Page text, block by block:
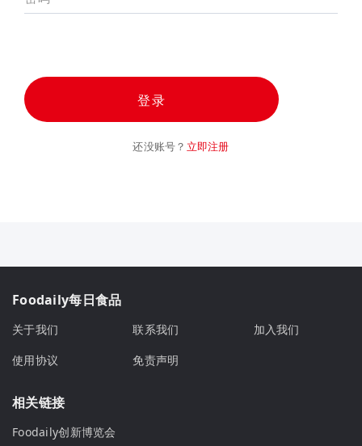
登录
还没账号？ 立即注册
Foodaily每日食品
关于我们 联系我们
加入我们
使用协议
免责声明
相关链接
Foodaily创新博览会